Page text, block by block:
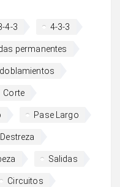
4-3 4-3-3
permanentes
Corte
Pase Largo
Salidas
Circuitos